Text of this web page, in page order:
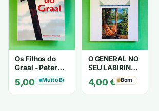
Os Filhos do
Graal - Peter
Berling
5,00€Muito Bom
O GENERAL NO
SEU LABIRINTO
- Gabriel García
Márquez
4,00€ Bom